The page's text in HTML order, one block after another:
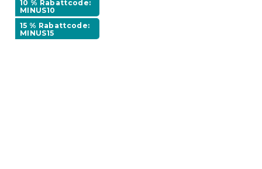
10 % Rabattcode:
MINUS10
15 % Rabattcode:
MINUS15